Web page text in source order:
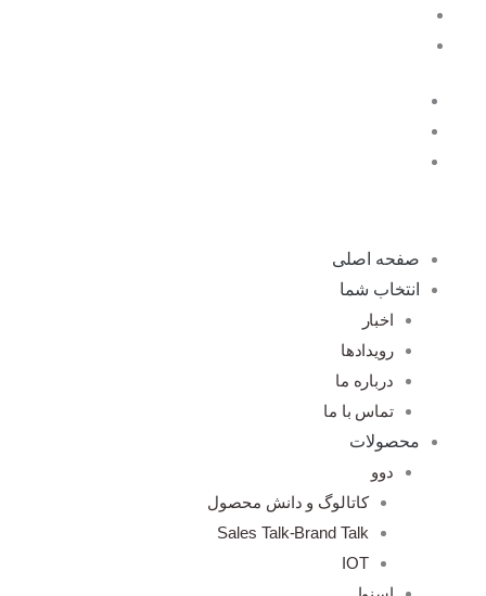
صفحه اصلی
انتخاب شما
اخبار
رویدادها
درباره ما
تماس با ما
محصولات
دوو
کاتالوگ و دانش محصول
Sales Talk-Brand Talk
IOT